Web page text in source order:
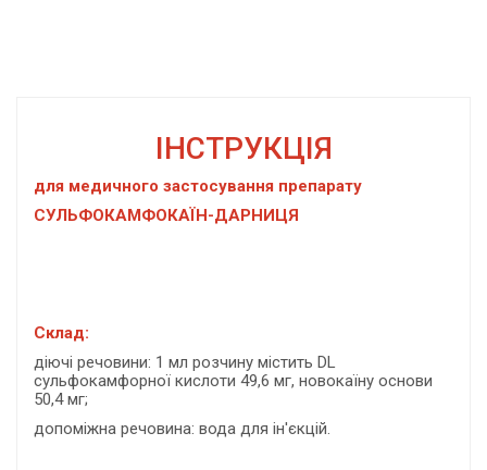
ІНСТРУКЦІЯ
для медичного застосування препарату
СУЛЬФОКАМФОКАЇН-ДАРНИЦЯ
Склад:
діючі речовини: 1 мл розчину містить DL
сульфокамфорної кислоти 49,6 мг, новокаїну основи
50,4 мг;
допоміжна речовина: вода для ін'єкцій.